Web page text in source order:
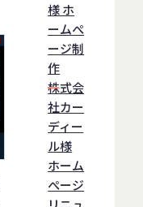
様 ホ
ームぺ
ージ制
作
株式会
社カー
ディー
ル様
ホーム
ぺージ